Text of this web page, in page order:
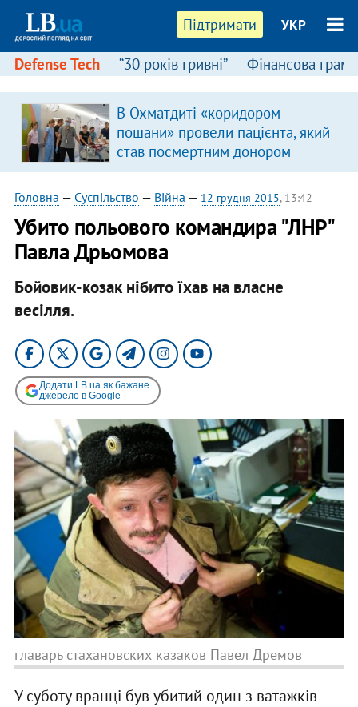
Підтримати УКР
Defense Tech “30 років гривні” Фінансова
В Охматдиті «коридором
пошани» провели пацієнта, який
став посмертним донором
Головна — Суспільство — Війна — 12 грудня 2015, 13:42
Убито польового командира "ЛНР"
Павла Дрьомова
Бойовик-козак нібито їхав на власне
весілля.
Додати LB.ua як бажане
джерело в Google
главарь стахановских казаков Павел Дремов
У суботу вранці був убитий один з ватажків